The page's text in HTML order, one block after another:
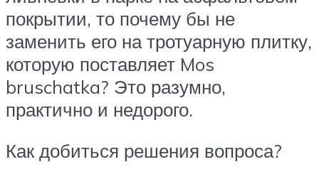
покрытии, то почему бы не
заменить его на тротуарную плитку,
которую поставляет Mos
bruschatka? Это разумно,
практично и недорого.
Как добиться решения вопроса?